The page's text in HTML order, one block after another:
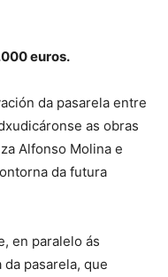
euros.
da pasarela entre
as obras
Alfonso Molina e
da futura
en paralelo ás
pasarela, que